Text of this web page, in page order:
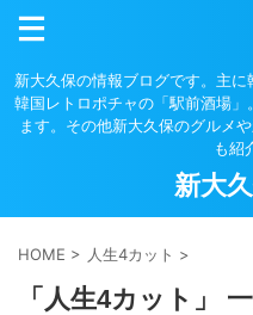
新大久保の情報ブログです。主
韓国レトロポチャの「駅前酒場
ます。その他新大久保のグルメ
も紹
新大
HOME > 人生4カット >
「人生4カット」